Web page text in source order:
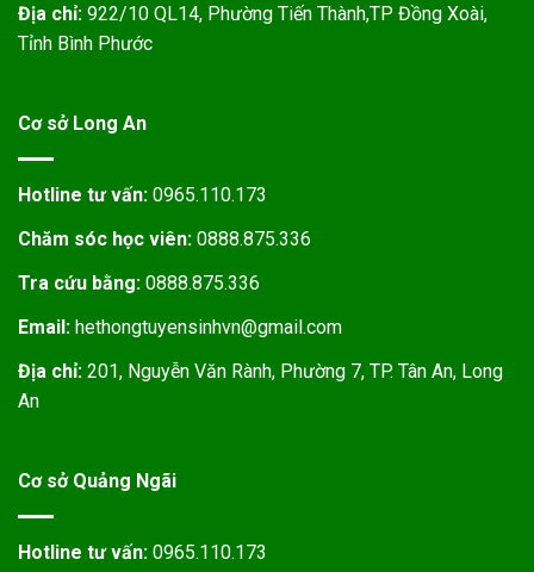
Địa chỉ: 922/10 QL14, Phường Tiến Thành,TP Đồng Xoài,
Tỉnh Bình Phước
Cơ sở Long An
Hotline tư vấn: 0965.110.173
Chăm sóc học viên: 0888.875.336
Tra cứu bằng: 0888.875.336
Email: hethongtuyensinhvn@gmail.com
Địa chỉ: 201, Nguyễn Văn Rành, Phường 7, TP. Tân An, Long
An
Cơ sở Quảng Ngãi
Hotline tư vấn: 0965.110.173